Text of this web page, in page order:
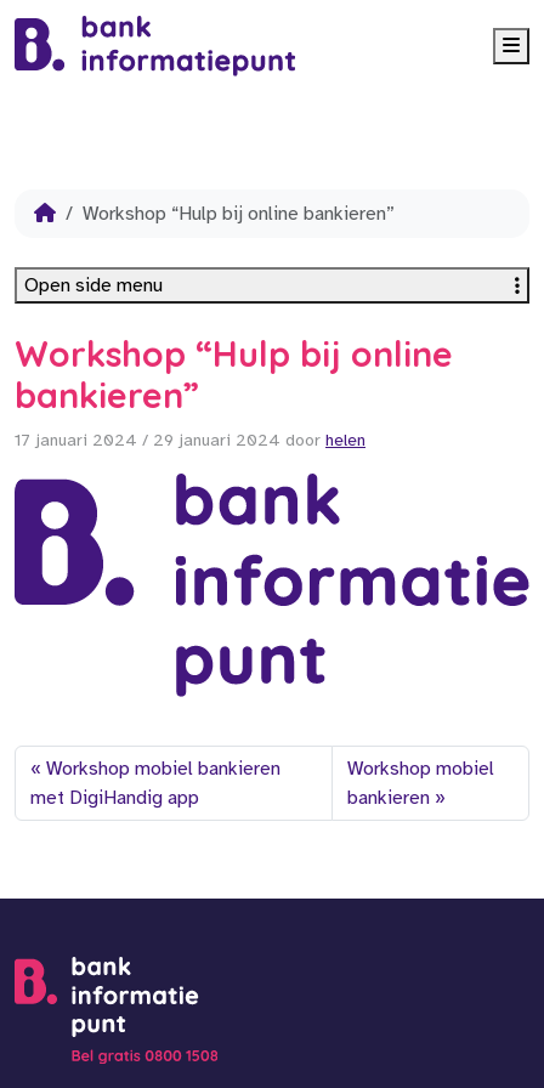
Workshop “Hulp bij online bankieren”
Workshop “Hulp bij online
bankieren”
17 januari 2024 / 29 januari 2024 door helen
Workshop mobiel bankieren
met DigiHandig app
Workshop mobiel
bankieren
Open side menu